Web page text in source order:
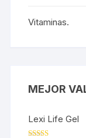
Vitaminas.
MEJOR
Lexi Life Gel